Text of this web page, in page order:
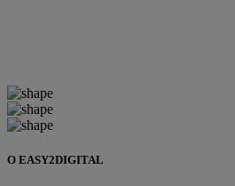
О EASY2DIGITAL